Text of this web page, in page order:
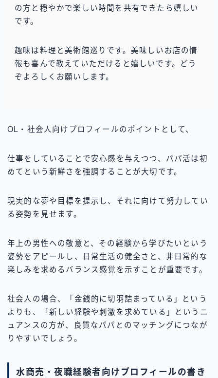
の方と穏やかで楽しい時間を共有できたら嬉しい
です。
趣味は料理と美術館巡りです。美味しいお店の情
報も喜んで教えていただけると嬉しいです。どう
ぞよろしくお願いします。
OL・社会人向けプロフィールのポイントとして、
仕事をしていることで安心感を与えつつ、パパ活は初
めてという新鮮さを強調することが大切です。
現実的な夢や目標を提示し、それに向けて努力してい
る姿勢を見せます。
年上の男性への敬意と、その経験から学びたいという
姿勢をアピールし、日常生活の健全さと、非日常的な
楽しみを求めるバランス感覚を示すことが重要です。
社会人の場合、「金銭的に切羽詰まっている」という
よりも、「新しい経験や刺激を求めている」というニ
ュアンスの方が、良質なパパとのマッチングにつなが
りやすいでしょう。
水商売・夜職経験者向けプロフィールの書き